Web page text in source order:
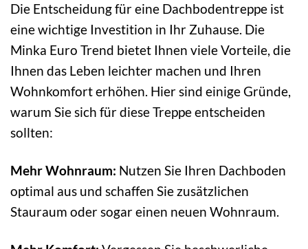
Die Entscheidung für eine Dachbodentreppe ist
eine wichtige Investition in Ihr Zuhause. Die
Minka Euro Trend bietet Ihnen viele Vorteile, die
Ihnen das Leben leichter machen und Ihren
Wohnkomfort erhöhen. Hier sind einige Gründe,
warum Sie sich für diese Treppe entscheiden
sollten:
Mehr Wohnraum: Nutzen Sie Ihren Dachboden
optimal aus und schaffen Sie zusätzlichen
Stauraum oder sogar einen neuen Wohnraum.